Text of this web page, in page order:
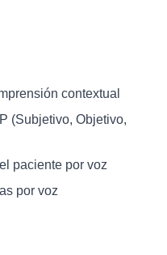
contextual
(Subjetivo, Objetivo,
paciente por voz
por voz